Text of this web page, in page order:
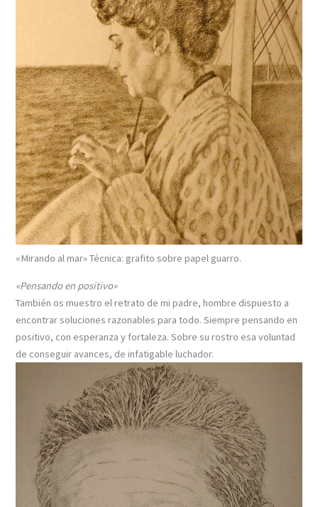
«Mirando al mar» Técnica: grafito sobre papel guarro.
«Pensando en positivo»
También os muestro el retrato de mi padre, hombre dispuesto a
encontrar soluciones razonables para todo. Siempre pensando en
positivo, con esperanza y fortaleza. Sobre su rostro esa voluntad
de conseguir avances, de infatigable luchador.